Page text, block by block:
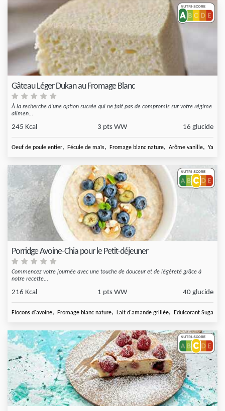
Gâteau Léger Dukan au Fromage Blanc
À la recherche d'une option sucrée qui ne fait pas de compromis sur votre régime
alimen...
245 Kcal 3 pts WW 16 glucide
Oeuf de poule entier, Fécule de maïs, Fromage blanc nature, Arôme vanille,
Porridge Avoine-Chia pour le Petit-déjeuner
Commencez votre journée avec une touche de douceur et de légèreté grâce à
notre recette...
216 Kcal 1 pts WW 40 glucide
Flocons d'avoine, Fromage blanc nature, Lait d'amande grillée, Edulcorant Sugarly